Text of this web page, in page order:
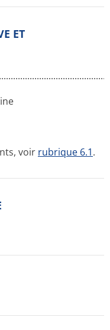
ET
voir rubrique 6.1.